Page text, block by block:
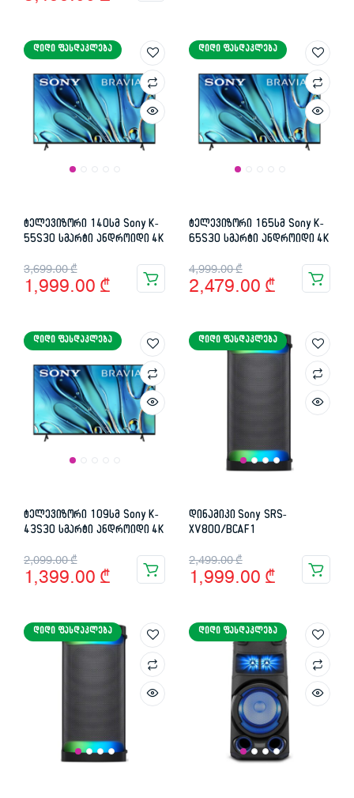
6,499.00 ₾.
5,199.00 ₾.
ᲓᲘᲓᲘ ᲤᲐᲡᲓᲐᲙᲚᲔᲑᲐ
ტელევიზორი 140სმ Sony K-
55S30 სმარტი ანდროიდი 4K
3,699.00₾
Original
price
3,699.00 ₾.
1,999.00 ₾
Current
price
1,999.00 ₾.
ᲓᲘᲓᲘ ᲤᲐᲡᲓᲐᲙᲚᲔᲑᲐ
ტელევიზორი 165სმ Sony K-
65S30 სმარტი ანდროიდი 4K
4,999.00₾
Original
price
4,999.00 ₾.
2,479.00 ₾
Current
price
2,479.00 ₾.
ᲓᲘᲓᲘ ᲤᲐᲡᲓᲐᲙᲚᲔᲑᲐ
ტელევიზორი 109სმ Sony K-
43S30 სმარტი ანდროიდი 4K
2,099.00₾
Original
price
2,099.00 ₾.
1,399.00 ₾
Current
price
1,399.00 ₾.
ᲓᲘᲓᲘ ᲤᲐᲡᲓᲐᲙᲚᲔᲑᲐ
დინამიკი Sony SRS-
XV800/BCAF1
2,499.00₾
Original
price
2,499.00 ₾.
1,999.00 ₾
Current
price
1,999.00 ₾.
ᲓᲘᲓᲘ ᲤᲐᲡᲓᲐᲙᲚᲔᲑᲐ ᲓᲘᲓᲘ ᲤᲐᲡᲓᲐᲙᲚᲔᲑᲐ